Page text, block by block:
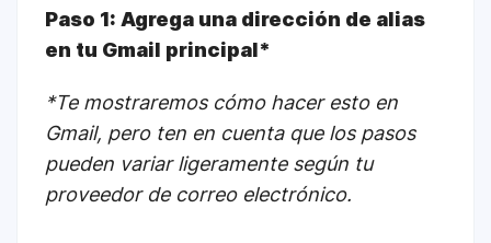
Paso 1: Agrega una dirección de alias
en tu Gmail principal*
*Te mostraremos cómo hacer esto en
Gmail, pero ten en cuenta que los pasos
pueden variar ligeramente según tu
proveedor de correo electrónico.